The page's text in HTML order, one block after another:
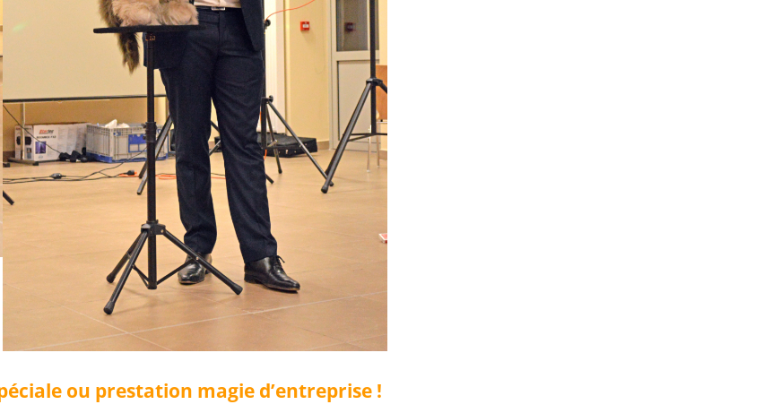
ou prestation magie d’entreprise !